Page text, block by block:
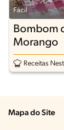
Fácil
Bombom
Morango
Receitas
Mapa do Site